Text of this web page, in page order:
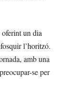
un dia
l’horitzó.
amb una
se per